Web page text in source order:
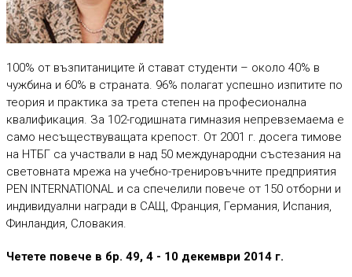
100% от възпитаниците й стават студенти – около 40% в
чужбина и 60% в страната. 96% полагат успешно изпитите по
теория и практика за трета степен на професионална
квалификация. За 102-годишната гимназия непревземаема е
само несъществуващата крепост. От 2001 г. досега тимове
на НТБГ са участвали в над 50 международни състезания на
световната мрежа на учебно-тренировъчните предприятия
PEN INTERNATIONAL и са спечелили повече от 150 отборни и
индивидуални награди в САЩ, Франция, Германия, Испания,
Финландия, Словакия.
Четете повече в бр. 49, 4 - 10 декември 2014 г.